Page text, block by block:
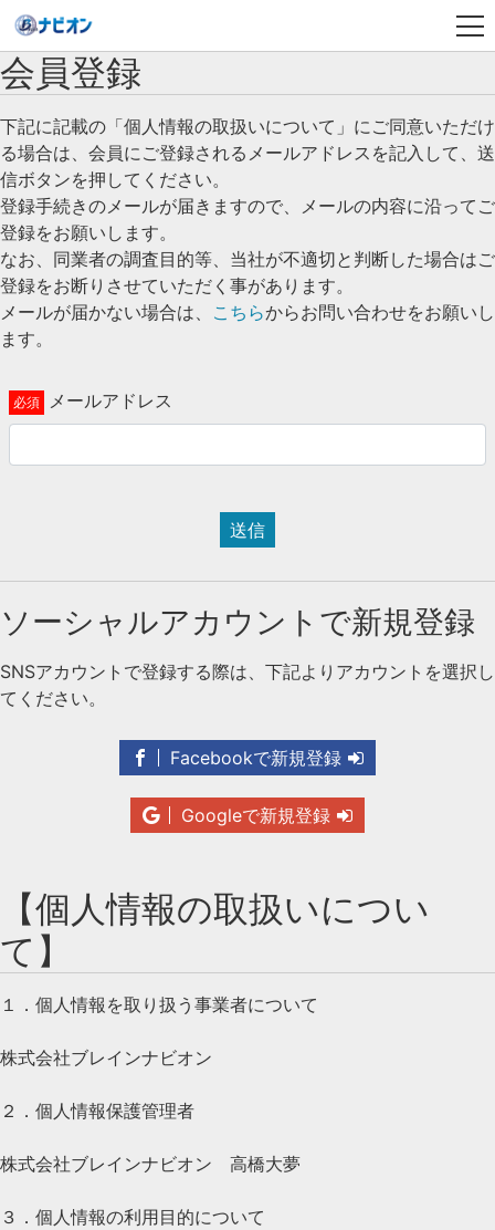
会員登録
下記に記載の「個人情報の取扱いについて」にご同意いただけ
る場合は、会員にご登録されるメールアドレスを記入して、送
信ボタンを押してください。
登録手続きのメールが届きますので、メールの内容に沿ってご
登録をお願いします。
なお、同業者の調査目的等、当社が不適切と判断した場合はご
登録をお断りさせていただく事があります。
メールが届かない場合は、 こちらからお問い合わせをお願いし
ます。
メールアドレス
送信
ソーシャルアカウントで新規登録
SNSアカウントで登録する際は、下記よりアカウントを選択し
てください。
Facebookで新規登録
Googleで新規登録
【個人情報の取扱いについ
て】
１．個人情報を取り扱う事業者について
株式会社ブレインナビオン
２．個人情報保護管理者
株式会社ブレインナビオン 高橋大夢
３．個人情報の利用目的について